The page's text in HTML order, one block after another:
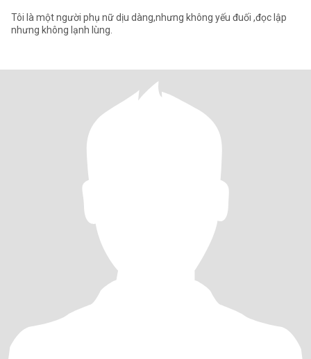
Tôi là một người phụ nữ dịu dàng,nhưng không yếu đuối ,đọc lập
nhưng không lạnh lùng.